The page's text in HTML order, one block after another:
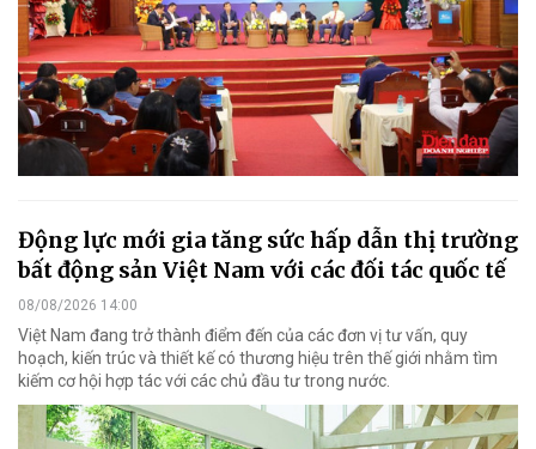
Động lực mới gia tăng sức hấp dẫn thị trường
bất động sản Việt Nam với các đối tác quốc tế
08/08/2026 14:00
Việt Nam đang trở thành điểm đến của các đơn vị tư vấn, quy
hoạch, kiến trúc và thiết kế có thương hiệu trên thế giới nhằm tìm
kiếm cơ hội hợp tác với các chủ đầu tư trong nước.